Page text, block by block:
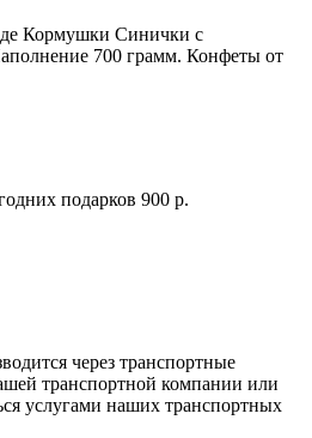
Кормушки Синички с
700 грамм. Конфеты от
подарков 900 р.
через транспортные
транспортной компании или
услугами наших транспортных